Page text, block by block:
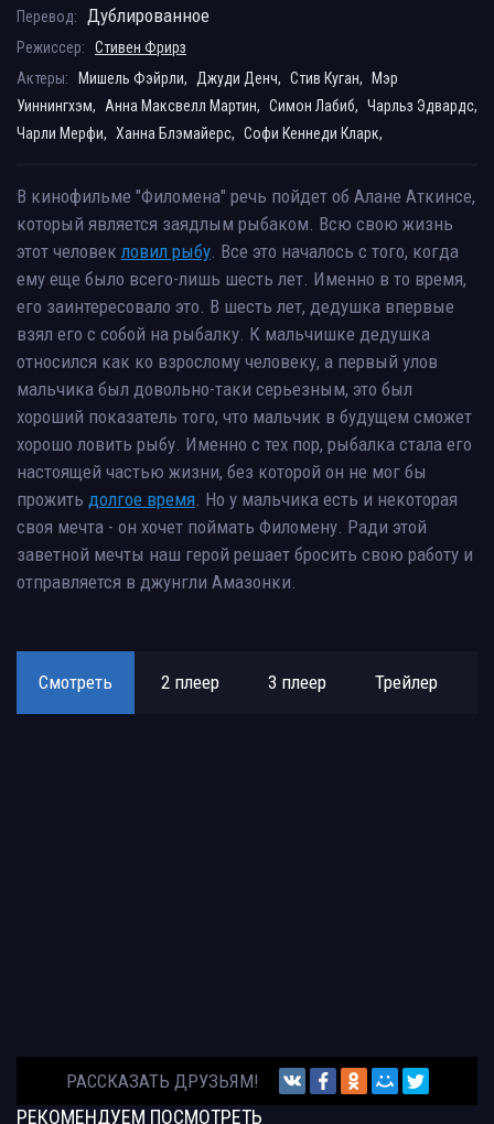
Перевод: Дублированное
Режиссер:
Стивен Фрирз
Актеры:
Мишель Фэйрли, Джуди Денч, Стив Куган,
Мэр
Уиннингхэм,
Анна Максвелл Мартин, Симон Лабиб, Чарльз Эдвардс,
Чарли Мерфи, Ханна Блэмайерс, Софи Кеннеди Кларк,
В кинофильме "Филомена" речь пойдет об Алане Аткинсе,
который является заядлым рыбаком. Всю свою жизнь
этот человек ловил рыбу . Все это началось с того, когда
ему еще было всего-лишь шесть лет. Именно в то время,
его заинтересовало это. В шесть лет, дедушка впервые
взял его с собой на рыбалку. К мальчишке дедушка
относился как ко взрослому человеку, а первый улов
мальчика был довольно-таки серьезным, это был
хороший показатель того, что мальчик в будущем сможет
хорошо ловить рыбу. Именно с тех пор, рыбалка стала его
настоящей частью жизни, без которой он не мог бы
прожить долгое время . Но у мальчика есть и некоторая
своя мечта - он хочет поймать Филомену. Ради этой
заветной мечты наш герой решает бросить свою работу и
отправляется в джунгли Амазонки.
Смотреть 2 плеер 3 плеер Трейлер
РАССКАЗАТЬ ДРУЗЬЯМ!
РЕКОМЕНДУЕМ ПОСМОТРЕТЬ